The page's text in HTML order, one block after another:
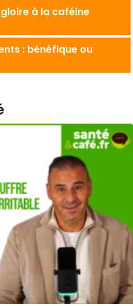
à la caféine
: bénéfique ou